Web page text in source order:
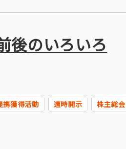
後のいろいろ
携獲得活動 適時開示
株主総会